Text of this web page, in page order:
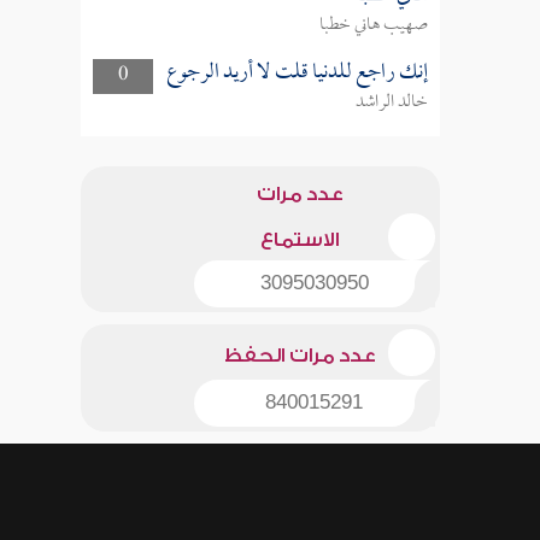
صهيب هاني خطبا
0
إنك راجع للدنيا قلت لا أريد الرجوع
خالد الراشد
عدد مرات
الاستماع
3095030950
عدد مرات الحفظ
840015291